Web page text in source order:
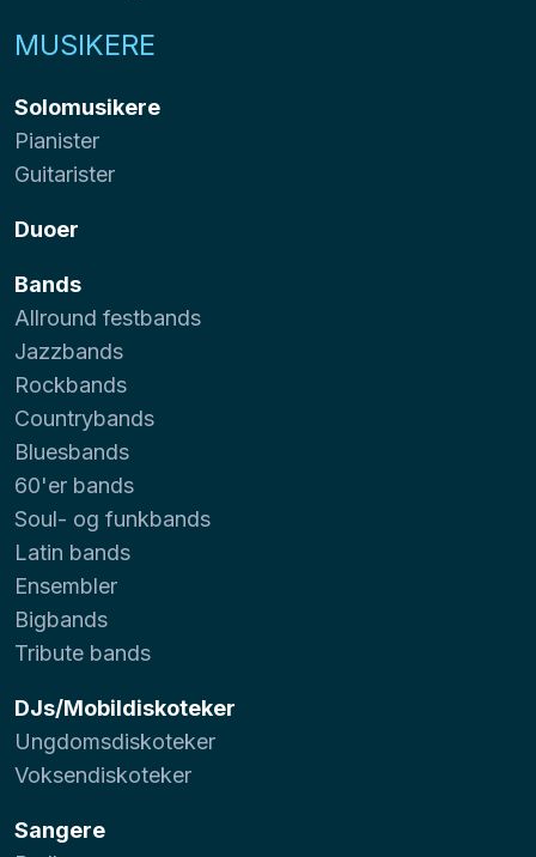
MUSIKERE
Solomusikere
Pianister
Guitarister
Duoer
Bands
Allround festbands
Jazzbands
Rockbands
Countrybands
Bluesbands
60'er bands
Soul- og funkbands
Latin bands
Ensembler
Bigbands
Tribute bands
DJs/Mobildiskoteker
Ungdomsdiskoteker
Voksendiskoteker
Sangere